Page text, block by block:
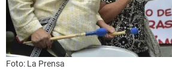
Foto: La Prensa